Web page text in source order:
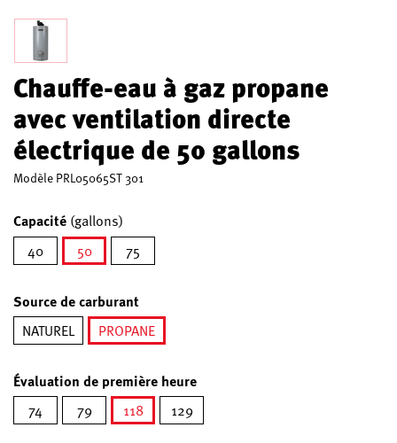
Chauffe-eau à gaz propane
avec ventilation directe
électrique de 50 gallons
ModèlePRL05065ST 301
Capacité (gallons)
40
50
75
Source de carburant
NATUREL
PROPANE
Évaluation de première heure
74 79
118
129